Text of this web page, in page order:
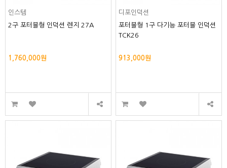
인스템
2구 포터블형 인덕션 렌지 27A
1,760,000원
디포인덕션
포터블형 1구 다기능 포터블 인덕션
TCK26
913,000원